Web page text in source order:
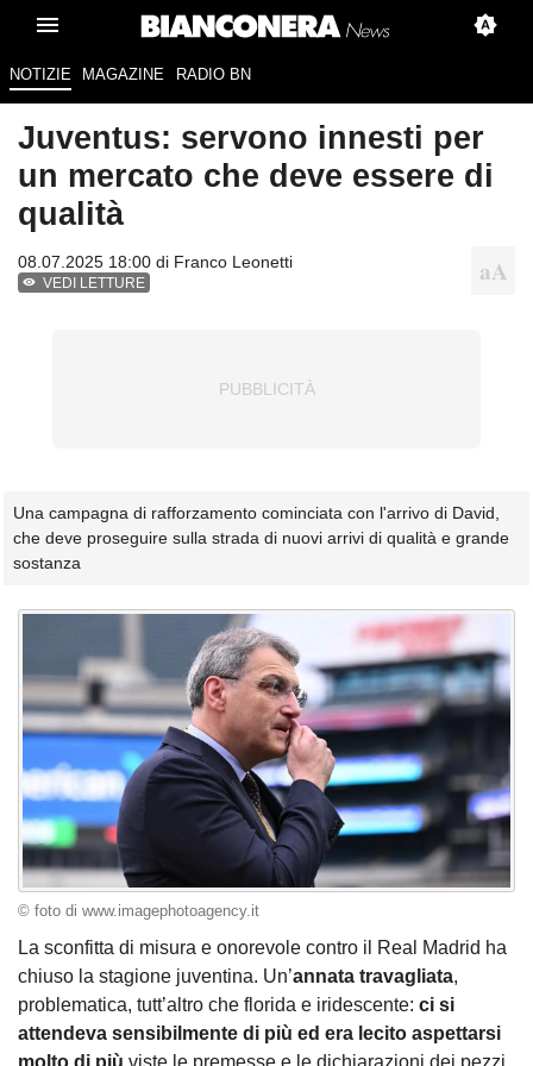
NOTIZIE MAGAZINE RADIO BN
Juventus: servono innesti per
un mercato che deve essere di
qualità
08.07.2025 18:00 di Franco Leonetti
VEDI LETTURE
Una campagna di rafforzamento cominciata con l'arrivo di David,
che deve proseguire sulla strada di nuovi arrivi di qualità e grande
sostanza
© foto di www.imagephotoagency.it
La sconfitta di misura e onorevole contro il Real Madrid ha
chiuso la stagione juventina. Un’annata travagliata,
problematica, tutt’altro che florida e iridescente: ci si
attendeva sensibilmente di più ed era lecito aspettarsi